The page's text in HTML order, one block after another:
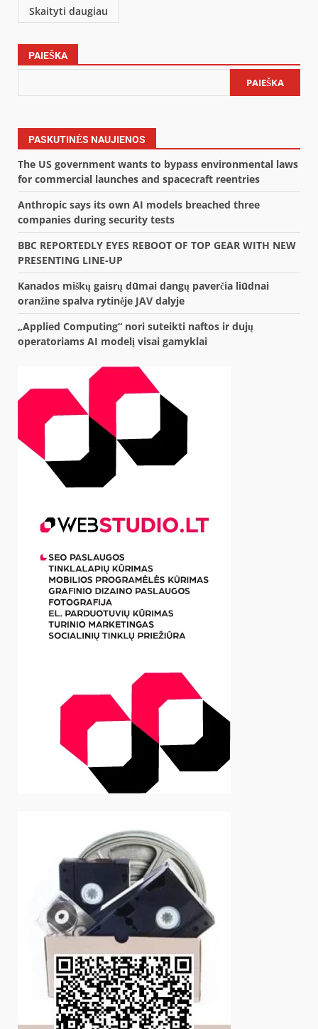
Skaityti daugiau
PAIEŠKA
PAIEŠKA
PASKUTINĖS NAUJIENOS
The US government wants to bypass environmental laws
for commercial launches and spacecraft reentries
Anthropic says its own AI models breached three
companies during security tests
BBC REPORTEDLY EYES REBOOT OF TOP GEAR WITH NEW
PRESENTING LINE-UP
Kanados miškų gaisrų dūmai dangų paverčia liūdnai
oranžine spalva rytinėje JAV dalyje
„Applied Computing“ nori suteikti naftos ir dujų
operatoriams AI modelį visai gamyklai